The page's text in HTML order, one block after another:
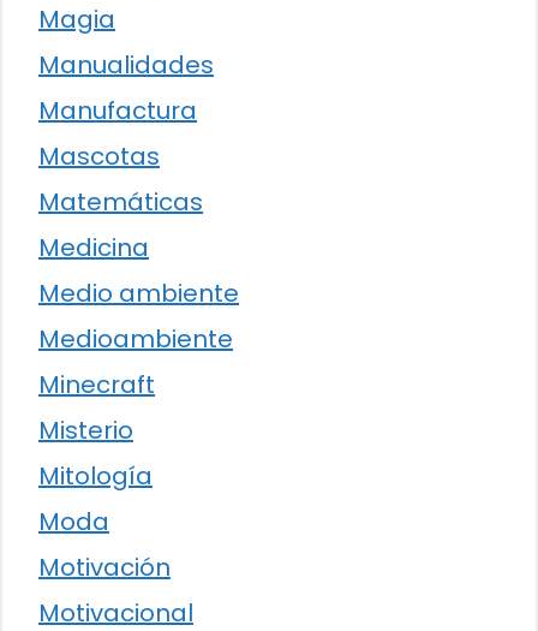
Magia
Manualidades
Manufactura
Mascotas
Matemáticas
Medicina
Medio ambiente
Medioambiente
Minecraft
Misterio
Mitología
Moda
Motivación
Motivacional